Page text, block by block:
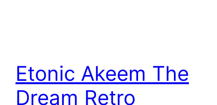
Etonic Akeem The
Dream Retro